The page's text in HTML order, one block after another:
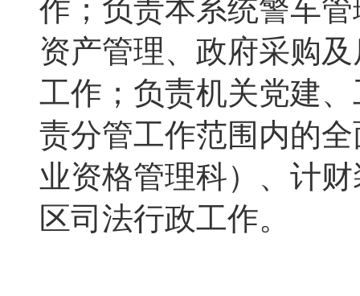
作；负责本系统警车
资产管理、政府采购
工作；负责机关党建
责分管工作范围内的
业资格管理科）、计
区司法行政工作。